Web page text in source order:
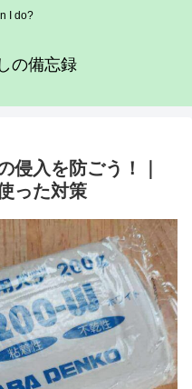
I do?
の備忘録
侵入を防ごう！｜
った対策